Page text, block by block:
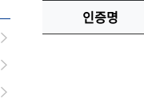
인증명